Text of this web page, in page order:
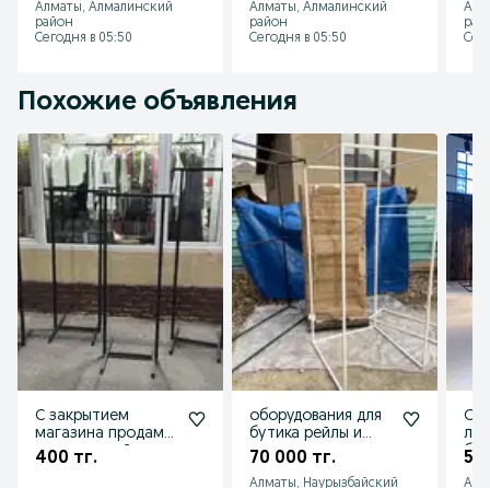
Алматы, Алмалинский
район
Сегодня в 05:50
полки
Алматы, Алмалинский
район
Сегодня в 05:50
Похожие объявления
С закрытием
магазина продам
манекен, рейлы,
400 тг.
оборудования для
бутика рейлы и
примерочная
70 000 тг.
Алматы, Наурызбайский
5